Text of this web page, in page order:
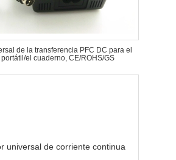
de la transferencia PFC DC para el
el cuaderno, CE/ROHS/GS